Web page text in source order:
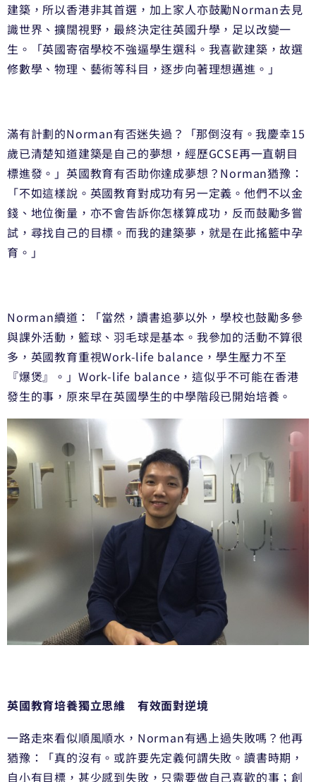
建築，所以香港非其首選，加上家人亦鼓勵Norman去見
識世界、擴闊視野，最終決定往英國升學，足以改變一
生。「英國寄宿學校不強逼學生選科。我喜歡建築，故選
修數學、物理、藝術等科目，逐步向著理想邁進。」
滿有計劃的Norman有否迷失過？「那倒沒有。我慶幸15
歲已清楚知道建築是自己的夢想，經歷GCSE再一直朝目
標進發。」英國教育有否助你達成夢想？Norman猶豫：
「不如這樣說。英國教育對成功有另一定義。他們不以金
錢、地位衡量，亦不會告訴你怎樣算成功，反而鼓勵多嘗
試，尋找自己的目標。而我的建築夢，就是在此搖籃中孕
育。」
Norman續道：「當然，讀書追夢以外，學校也鼓勵多參
與課外活動，籃球、羽毛球是基本。我參加的活動不算很
多，英國教育重視Work-life balance，學生壓力不至
『爆煲』。」Work-life balance，這似乎不可能在香港
發生的事，原來早在英國學生的中學階段已開始培養。
英國教育培養獨立思維 有效面對逆境
一路走來看似順風順水，Norman有遇上過失敗嗎？他再
猶豫：「真的沒有。或許要先定義何謂失敗。讀書時期，
自小有目標，甚少感到失敗，只需要做自己喜歡的事；創